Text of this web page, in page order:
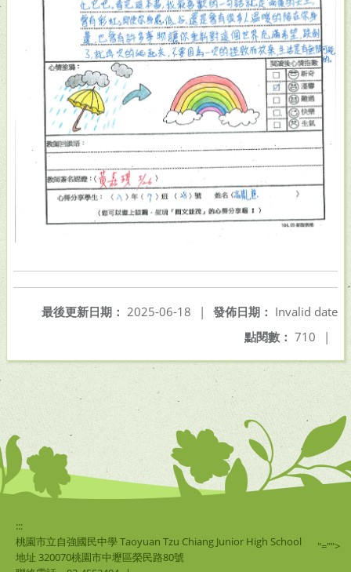
發佈日期： Invalid date
最後更新日期： 2025-06-18
|
點閱數： 710 |
:::
桃園市立自強國民中學 Taoyuan Tzu Chiang Junior High School
地址 320070桃園市中壢區榮民路80號
"="">